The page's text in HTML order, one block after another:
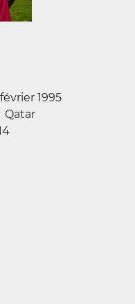
1995
Qatar